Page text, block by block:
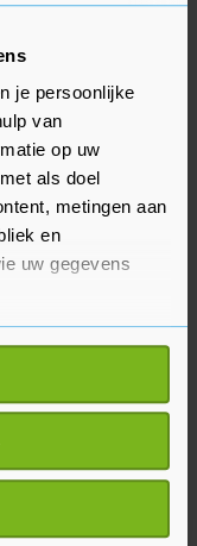
je persoonlijke
van
op uw
als doel
metingen aan
en
uw gegevens
geografische
kan zijn
het actief te
(fingerprinting)
worden
grote
van
recordpartij
bananen en
januari ook
met tips.
of het
criminele